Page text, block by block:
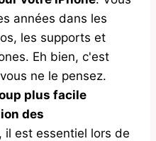
années dans les
les supports et
Eh bien, c'est
ne le pensez.
plus facile
des
il est essentiel lors de